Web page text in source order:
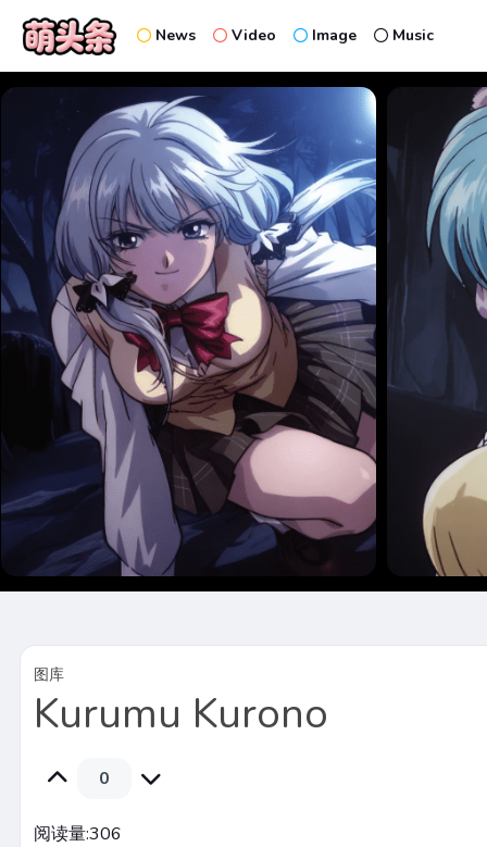
News Video Image Music
图库
Kurumu Kurono
0
阅读量:306